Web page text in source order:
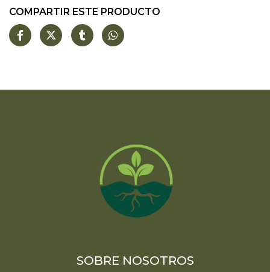
COMPARTIR ESTE PRODUCTO
SOBRE NOSOTROS